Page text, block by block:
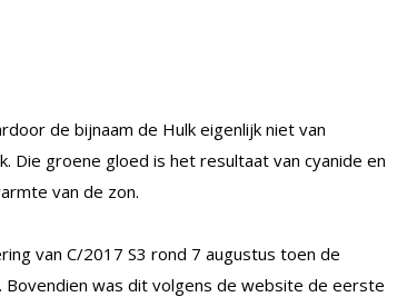
de bijnaam de Hulk eigenlijk niet van
Die groene gloed is het resultaat van cyanide en
van de zon.
van C/2017 S3 rond 7 augustus toen de
Bovendien was dit volgens de website de eerste